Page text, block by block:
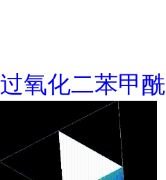
过氧化二苯甲酰